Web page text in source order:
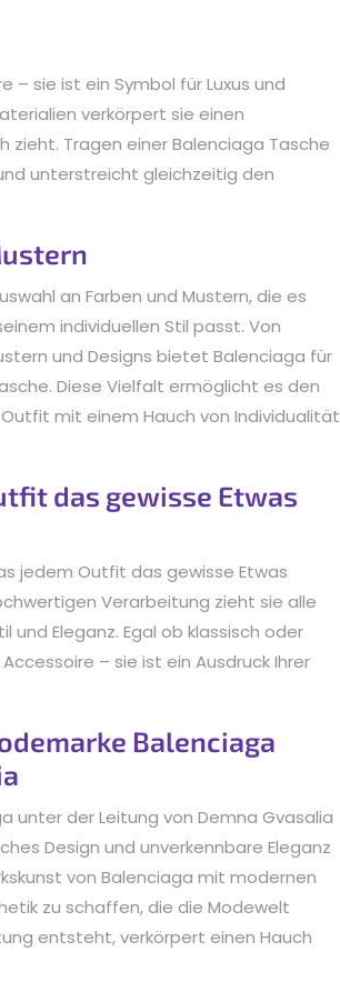
– sie ist ein Symbol für Luxus und
verkörpert sie einen
zieht. Tragen einer Balenciaga Tasche
unterstreicht gleichzeitig den
an Farben und Mustern, die es
individuellen Stil passt. Von
und Designs bietet Balenciaga für
Diese Vielfalt ermöglicht es den
Outfit mit einem Hauch von Individualität
das gewisse Etwas
jedem Outfit das gewisse Etwas
Verarbeitung zieht sie alle
und Eleganz. Egal ob klassisch oder
– sie ist ein Ausdruck Ihrer
Balenciaga
unter der Leitung von Demna Gvasalia
Design und unverkennbare Eleganz
von Balenciaga mit modernen
zu schaffen, die die Modewelt
entsteht, verkörpert einen Hauch